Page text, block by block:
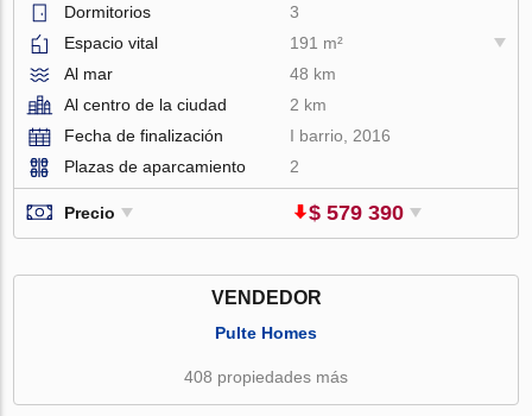
Dormitorios
3
Espacio vital
191 m²
Al mar
48 km
Al centro de la ciudad
2 km
Fecha de finalización
I barrio, 2016
Plazas de aparcamiento
2
Precio $ 579 390
VENDEDOR
Pulte Homes
408 propiedades más